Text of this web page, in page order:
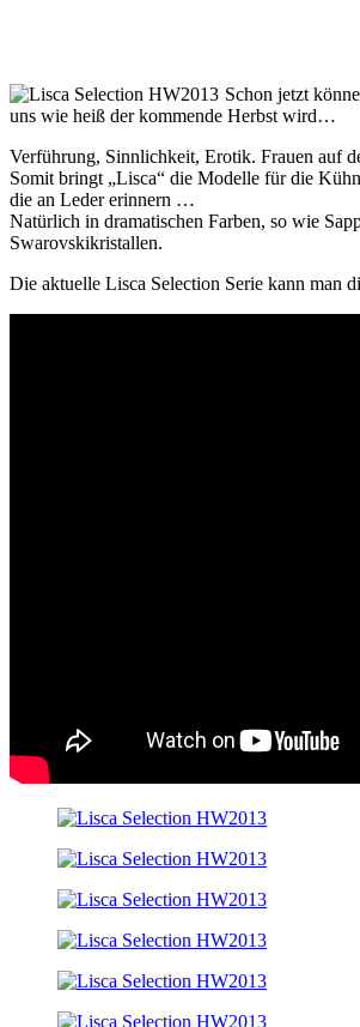
Schon jetzt
uns wie heiß der kommende Herbst wird…
Verführung, Sinnlichkeit, Erotik. Frauen auf
Somit bringt „Lisca“ die Modelle für die
die an Leder erinnern …
Natürlich in dramatischen Farben, so wie
Swarovskikristallen.
Die aktuelle Lisca Selection Serie kann man